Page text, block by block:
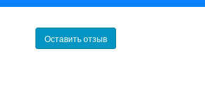
Оставить отзыв